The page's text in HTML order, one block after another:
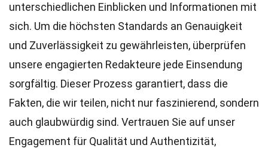
unterschiedlichen Einblicken und Informationen mit
sich. Um die höchsten Standards an Genauigkeit
und Zuverlässigkeit zu gewährleisten, überprüfen
unsere engagierten Redakteure jede Einsendung
sorgfältig. Dieser Prozess garantiert, dass die
Fakten, die wir teilen, nicht nur faszinierend, sondern
auch glaubwürdig sind. Vertrauen Sie auf unser
Engagement für Qualität und Authentizität,